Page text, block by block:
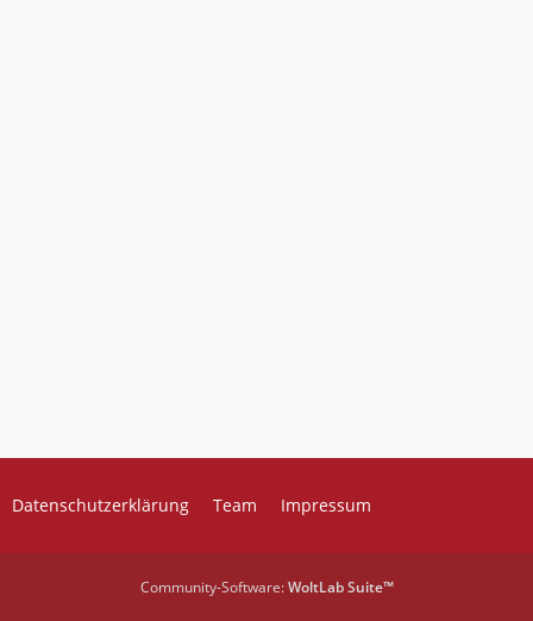
Datenschutzerklärung Team Impressum
Community-Software:WoltLab Suite™